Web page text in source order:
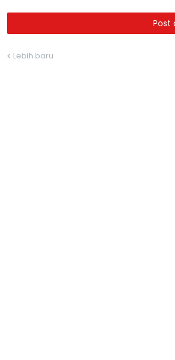
Post
Lebih baru